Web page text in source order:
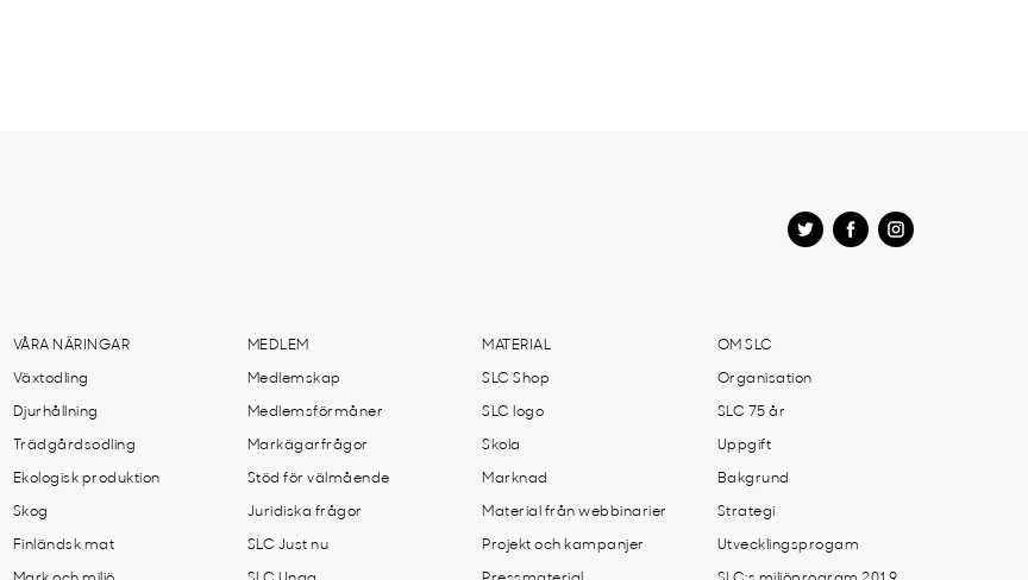
VÅRA NÄRINGAR
Växtodling
Djurhållning
Trädgårdsodling
Ekologisk produktion
Skog
Finländsk mat
MEDLEM
Medlemskap
Medlemsförmåner
Markägarfrågor
Stöd för välmående
Juridiska frågor
SLC Just nu
MATERIAL
SLC Shop
SLC logo
Skola
Marknad
Material från webbinarier
Projekt och kampanjer
OM SLC
Organisation
SLC 75 år
Uppgift
Bakgrund
Strategi
Utvecklingsprogam